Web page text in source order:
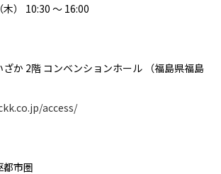
） 10:30 ～ 16:00
か 2階 コンベンションホール （福島県福島
access/
市圏